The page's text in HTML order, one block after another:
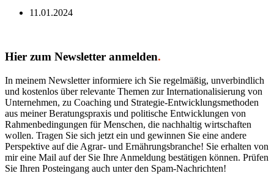
11.01.2024
Hier zum Newsletter anmelden.
In meinem Newsletter informiere ich Sie regelmäßig, unverbindlich
und kostenlos über relevante Themen zur Internationalisierung von
Unternehmen, zu Coaching und Strategie-Entwicklungsmethoden
aus meiner Beratungspraxis und politische Entwicklungen von
Rahmenbedingungen für Menschen, die nachhaltig wirtschaften
wollen. Tragen Sie sich jetzt ein und gewinnen Sie eine andere
Perspektive auf die Agrar- und Ernährungsbranche! Sie erhalten von
mir eine Mail auf der Sie Ihre Anmeldung bestätigen können. Prüfen
Sie Ihren Posteingang auch unter den Spam-Nachrichten!